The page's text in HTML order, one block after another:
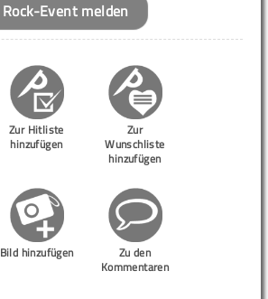
Rock-Event melden
Zur Hitliste
hinzufügen
Zur
Wunschliste
hinzufügen
Bild hinzufügen
Zu den
Kommentaren